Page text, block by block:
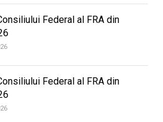
Federal al FRA din
Federal al FRA din